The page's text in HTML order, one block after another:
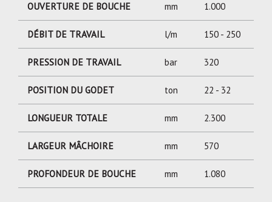
OUVERTURE DE BOUCHE mm 1.000
DÉBIT DE TRAVAIL l/m 150 - 250
PRESSION DE TRAVAIL bar 320
POSITION DU GODET ton 22 - 32
LONGUEUR TOTALE mm 2.300
LARGEUR MÂCHOIRE mm 570
PROFONDEUR DE BOUCHE mm 1.080